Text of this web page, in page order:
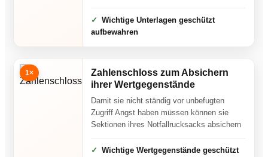
Wichtige Unterlagen geschützt
aufbewahren
1×
Zahlenschloss zum Absichern
ihrer Wertgegenstände
Damit sie nicht ständig vor unbefugten
Zugriff Angst haben müssen können sie
Sektionen ihres Notfallrucksacks absichern
Wichtige Wertgegenstände geschützt